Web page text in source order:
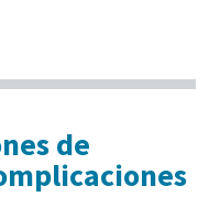
de